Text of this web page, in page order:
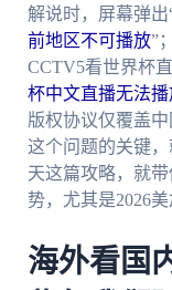
解说时，屏幕弹出
前地区不可播放”
CCTV5看世界杯
杯中文直播无法播
版权协议仅覆盖
这个问题的关键
天这篇攻略，就
势，尤其是2026
海外看国